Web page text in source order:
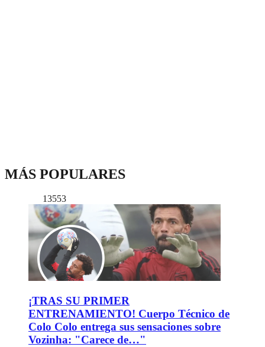
MÁS POPULARES
13553
¡TRAS SU PRIMER
ENTRENAMIENTO! Cuerpo Técnico de
Colo Colo entrega sus sensaciones sobre
Vozinha: "Carece de…"